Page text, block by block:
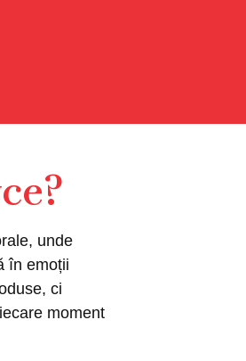
unde
în emoții
ci
moment